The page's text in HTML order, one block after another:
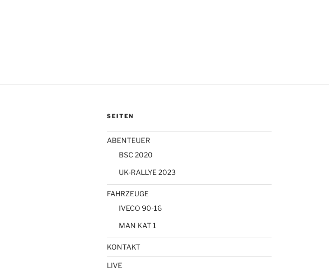
SEITEN
ABENTEUER
BSC 2020
UK-RALLYE 2023
FAHRZEUGE
IVECO 90-16
MAN KAT 1
KONTAKT
LIVE